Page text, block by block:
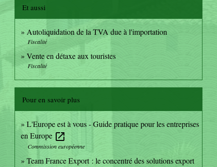
Et aussi
Autoliquidation de la TVA due à l'importation
Fiscalité
Vente en détaxe aux touristes
Fiscalité
Pour en savoir plus
L'Europe est à vous - Guide pratique pour les entreprises
en Europe open_in_new
Commission européenne
Team France Export : le concentré des solutions export